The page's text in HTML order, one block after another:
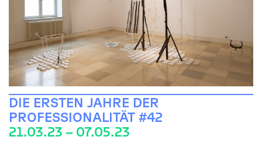
DIE ERSTEN JAHRE DER
PROFESSIONALITÄT #42
21.03.23 – 07.05.23